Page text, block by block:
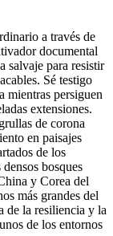
a través de
documental
salvaje para resistir
Sé testigo
mientras persiguen
extensiones.
de corona
en paisajes
de los
bosques
y Corea del
más grandes del
de la resiliencia y la
de los entornos